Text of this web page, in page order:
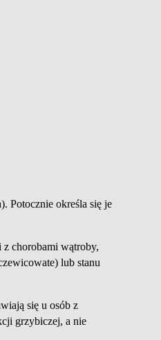
Potocznie określa się je
chorobami wątroby,
lub stanu
się u osób z
grzybiczej, a nie